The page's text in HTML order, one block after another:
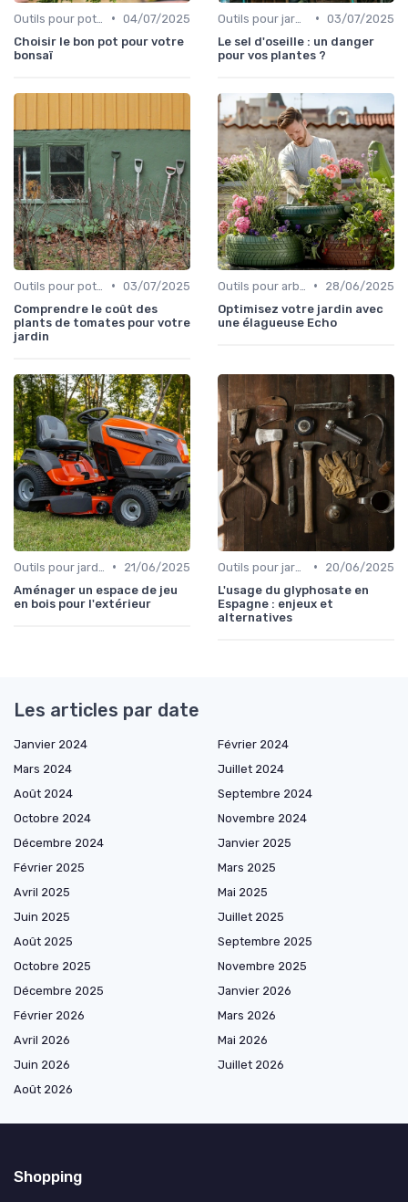
• 04/07/2025
Choisir le bon pot pour votre
bonsaï
• 03/07/2025
Le sel d'oseille : un danger
pour vos plantes ?
• 03/07/2025
Comprendre le coût des
plants de tomates pour votre
jardin
•
28/06/2025
Optimisez votre jardin avec
une élagueuse Echo
•
21/06/2025
Aménager un espace de jeu
en bois pour l'extérieur
•
20/06/2025
L'usage du glyphosate en
Espagne : enjeux et
alternatives
Les articles par date
Janvier 2024
Février 2024
Mars 2024
Juillet 2024
Août 2024
Septembre 2024
Octobre 2024
Novembre 2024
Décembre 2024
Janvier 2025
Février 2025
Mars 2025
Avril 2025
Mai 2025
Juin 2025
Juillet 2025
Août 2025
Septembre 2025
Octobre 2025
Novembre 2025
Décembre 2025
Janvier 2026
Février 2026
Mars 2026
Avril 2026
Mai 2026
Juin 2026
Juillet 2026
Août 2026
Shopping